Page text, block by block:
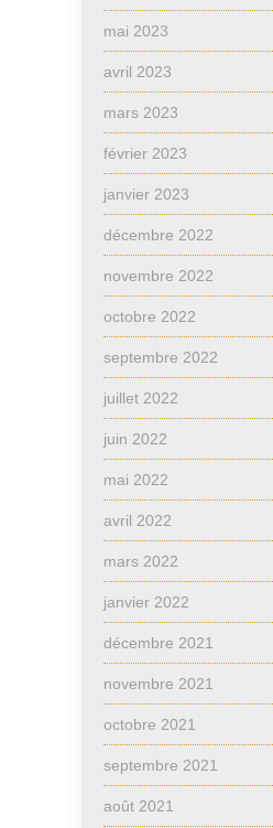
mai 2023
avril 2023
mars 2023
février 2023
janvier 2023
décembre 2022
novembre 2022
octobre 2022
septembre 2022
juillet 2022
juin 2022
mai 2022
avril 2022
mars 2022
janvier 2022
décembre 2021
novembre 2021
octobre 2021
septembre 2021
août 2021